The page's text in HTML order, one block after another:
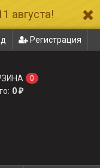
августа!
Регистрация
0
0₽